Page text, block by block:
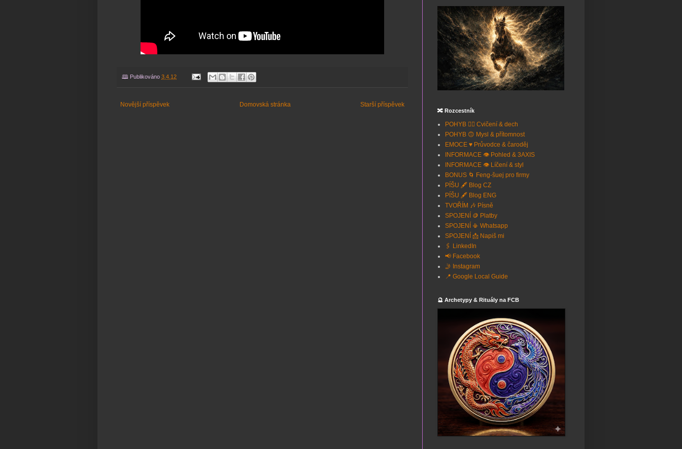
🕮 Publikováno 3.4.12
Novější příspěvek Starší příspěvek
Domovská stránka
🔀 Rozcestník
POHYB 🧘‍♂️ Cvičení & dech
POHYB 🙃 Mysl & přítomnost
EMOCE ♥️ Průvodce & čaroděj
INFORMACE 👁️ Pohled & 3AXIS
INFORMACE 👁️ Líčení & styl
BONUS 🌀 Feng-šuej pro firmy
PÍŠU 🖋️ Blog CZ
PÍŠU 🖋️ Blog ENG
TVOŘÍM 🎶 Písně
SPOJENÍ 🪙 Platby
SPOJENÍ 📳 Whatsapp
SPOJENÍ 📩 Napiš mi
🖇️ LinkedIn
📢 Facebook
🤳 Instagram
📍 Google Local Guide
🔮 Archetypy & Rituály na FCB